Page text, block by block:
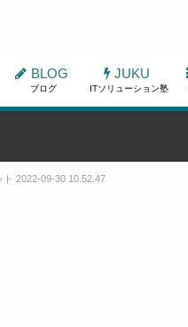
BLOG
ブログ
JUKU
ITソリューション塾
ト 2022-09-30 10.52.47